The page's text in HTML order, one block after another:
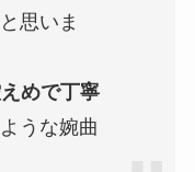
思いま
めで丁寧
うな婉曲